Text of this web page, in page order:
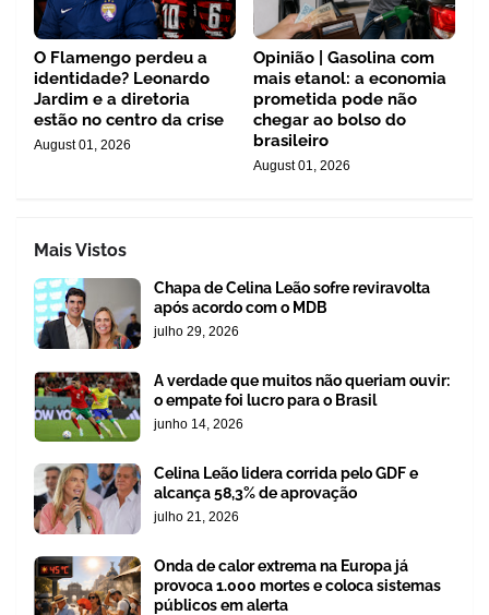
O Flamengo perdeu a
identidade? Leonardo
Jardim e a diretoria
estão no centro da crise
August 01, 2026
Opinião | Gasolina com
mais etanol: a economia
prometida pode não
chegar ao bolso do
brasileiro
August 01, 2026
Mais Vistos
Chapa de Celina Leão sofre reviravolta
após acordo com o MDB
julho 29, 2026
A verdade que muitos não queriam ouvir:
o empate foi lucro para o Brasil
junho 14, 2026
Celina Leão lidera corrida pelo GDF e
alcança 58,3% de aprovação
julho 21, 2026
Onda de calor extrema na Europa já
provoca 1.000 mortes e coloca sistemas
públicos em alerta